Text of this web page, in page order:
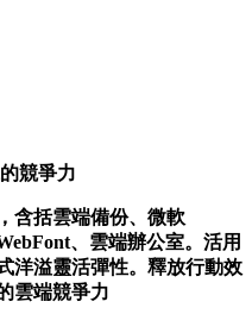
競爭力
含括雲端備份、微軟
、雲端辦公室。活用
洋溢靈活彈性。釋放行動效
雲端競爭力